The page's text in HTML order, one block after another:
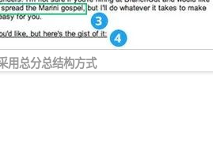
用总分总结构方式